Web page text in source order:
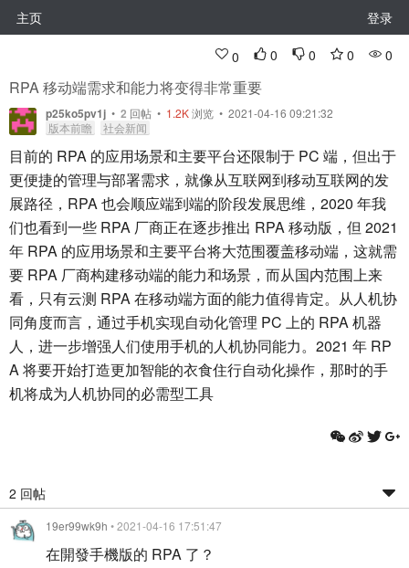
主页 登录
0 0 0 0 0
RPA 移动端需求和能力将变得非常重要
p25ko5pv1j • 2 回帖 • 1.2K浏览 • 2021-04-16 09:21:32
版本前瞻
社会新闻
目前的 RPA 的应用场景和主要平台还限制于 PC 端，但出于
更便捷的管理与部署需求，就像从互联网到移动互联网的发
展路径，RPA 也会顺应端到端的阶段发展思维，2020 年我
们也看到一些 RPA 厂商正在逐步推出 RPA 移动版，但 2021
年 RPA 的应用场景和主要平台将大范围覆盖移动端，这就需
要 RPA 厂商构建移动端的能力和场景，而从国内范围上来
看，只有云测 RPA 在移动端方面的能力值得肯定。从人机协
同角度而言，通过手机实现自动化管理 PC 上的 RPA 机器
人，进一步增强人们使用手机的人机协同能力。2021 年 RP
A 将要开始打造更加智能的衣食住行自动化操作，那时的手
机将成为人机协同的必需型工具
2 回帖
19er99wk9h • 2021-04-16 17:51:47
在開發手機版的 RPA 了？